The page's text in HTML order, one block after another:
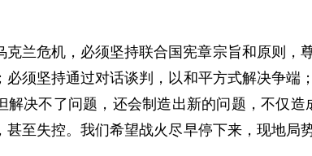
克兰危机，必须坚持联合国宪章宗旨和原则
须坚持通过对话谈判，以和平方式解决争端
解决不了问题，还会制造出新的问题，不仅造
甚至失控。我们希望战火尽早停下来，现地